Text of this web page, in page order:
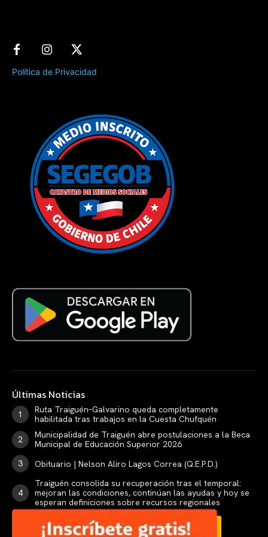
Política de Privacidad
Últimas Noticias
Ruta Traiguén–Galvarino queda completamente
habilitada tras trabajos en la Cuesta Chufquén
Municipalidad de Traiguén abre postulaciones a la Beca
Municipal de Educación Superior 2026
Obituario | Nelson Aliro Lagos Correa (Q.E.P.D.)
Traiguén consolida su recuperación tras el temporal:
mejoran las condiciones, continúan las ayudas y hoy se
esperan definiciones sobre recursos regionales